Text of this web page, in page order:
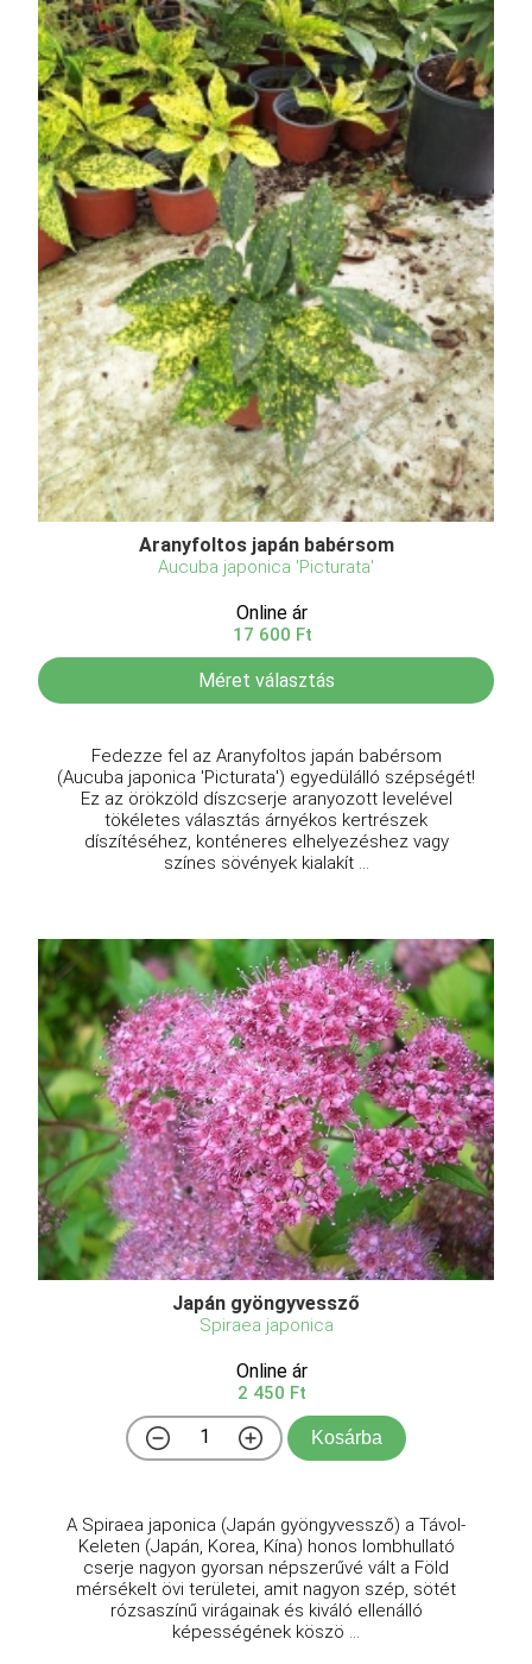
Aranyfoltos japán babérsom
Aucuba japonica 'Picturata'
Online ár
17 600 Ft
Méret választás
Fedezze fel az Aranyfoltos japán babérsom
(Aucuba japonica 'Picturata') egyedülálló szépségét!
Ez az örökzöld díszcserje aranyozott levelével
tökéletes választás árnyékos kertrészek
díszítéséhez, konténeres elhelyezéshez vagy
színes sövények kialakít ...
Japán gyöngyvessző
Spiraea japonica
Online ár
2 450 Ft
Kosárba
A Spiraea japonica (Japán gyöngyvessző) a Távol-
Keleten (Japán, Korea, Kína) honos lombhullató
cserje nagyon gyorsan népszerűvé vált a Föld
mérsékelt övi területei, amit nagyon szép, sötét
rózsaszínű virágainak és kiváló ellenálló
képességének köszö ...